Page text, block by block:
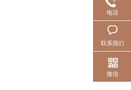
电话
联系我们
微信